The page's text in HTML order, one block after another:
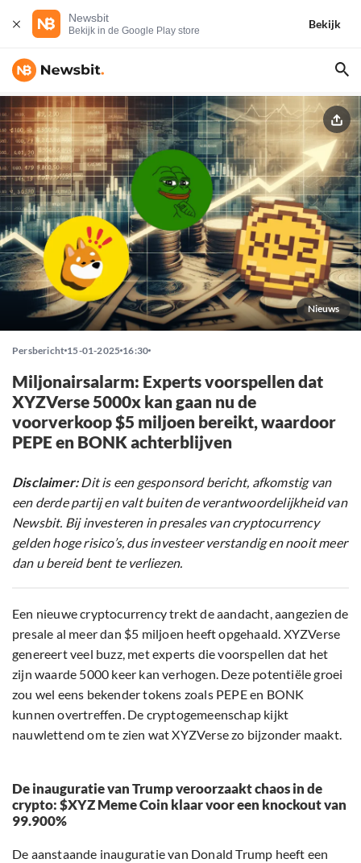
Newsbit
Bekijk in de Google Play store
Bekijk
Nieuws
Persbericht 15-01-2025 16:30
Miljonairsalarm: Experts voorspellen dat
XYZVerse 5000x kan gaan nu de
voorverkoop $5 miljoen bereikt, waardoor
PEPE en BONK achterblijven
Disclaimer:Dit is een gesponsord bericht, afkomstig van
een derde partij en valt buiten de verantwoordelijkheid van
Newsbit. Bij investeren in presales van cryptocurrency
gelden hoge risico’s, dus investeer verstandig en nooit meer
dan u bereid bent te verliezen.
Een nieuwe cryptocurrency trekt de aandacht, aangezien de
presale al meer dan $5 miljoen heeft opgehaald. XYZVerse
genereert veel buzz, met experts die voorspellen dat het
zijn waarde 5000 keer kan verhogen. Deze potentiële groei
zou wel eens bekender tokens zoals PEPE en BONK
kunnen overtreffen. De cryptogemeenschap kijkt
nauwlettend om te zien wat XYZVerse zo bijzonder maakt.
De inauguratie van Trump veroorzaakt chaos in de
crypto: $XYZ Meme Coin klaar voor een knockout van
99.900%
De aanstaande inauguratie van Donald Trump heeft een